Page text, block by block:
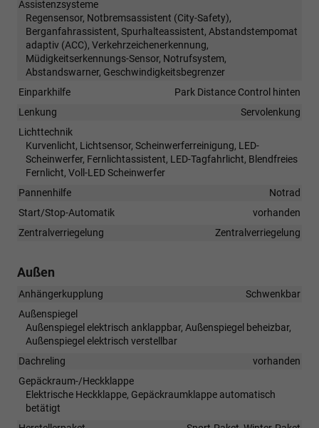
Assistenzsysteme
Regensensor, Notbremsassistent (City-Safety),
Berganfahrassistent, Spurhalteassistent, Abstandstempomat
adaptiv (ACC), Verkehrzeichenerkennung,
Müdigkeitserkennungs-Sensor, Notrufsystem,
Abstandswarner, Geschwindigkeitsbegrenzer
Einparkhilfe
Park Distance Control hinten
Lenkung
Servolenkung
Lichttechnik
Kurvenlicht, Lichtsensor, Scheinwerferreinigung, LED-
Scheinwerfer, Fernlichtassistent, LED-Tagfahrlicht, Blendfreies
Fernlicht, Voll-LED Scheinwerfer
Pannenhilfe
Notrad
Start/Stop-Automatik
vorhanden
Zentralverriegelung
Zentralverriegelung
Außen
Anhängerkupplung
Schwenkbar
Außenspiegel
Außenspiegel elektrisch anklappbar, Außenspiegel beheizbar,
Außenspiegel elektrisch verstellbar
Dachreling
vorhanden
Gepäckraum-/Heckklappe
Elektrische Heckklappe, Gepäckraumklappe automatisch
betätigt